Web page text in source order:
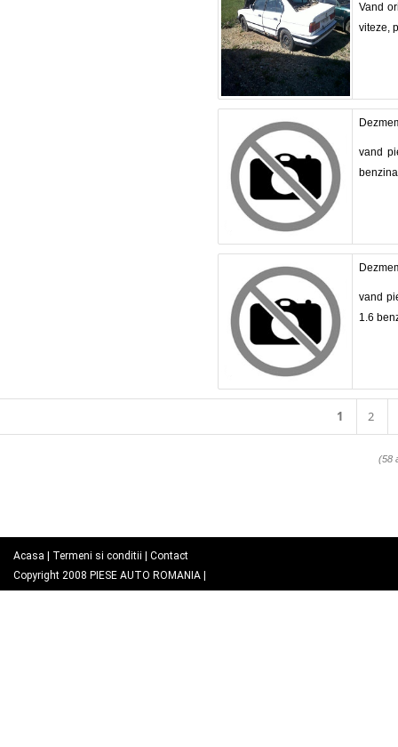
Vand
viteze,
vand
vand
1.6
1 2
(58
Acasa Termeni si conditii
Contact
Copyright 2008 PIESE AUTO ROMANIA